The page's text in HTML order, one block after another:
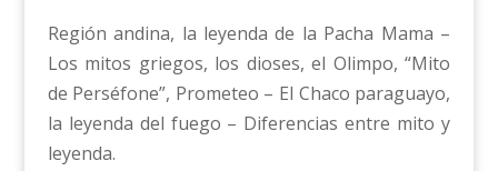
Región andina, la leyenda de la Pacha Mama –
Los mitos griegos, los dioses, el Olimpo, “Mito
de Perséfone”, Prometeo – El Chaco paraguayo,
la leyenda del fuego – Diferencias entre mito y
leyenda.